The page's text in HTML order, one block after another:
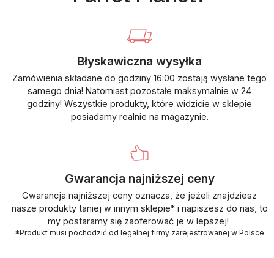
Błyskawiczna wysyłka
Zamówienia składane do godziny 16:00 zostają wysłane tego
samego dnia! Natomiast pozostałe maksymalnie w 24
godziny! Wszystkie produkty, które widzicie w sklepie
posiadamy realnie na magazynie.
Gwarancja najniższej ceny
Gwarancja najniższej ceny oznacza, że jeżeli znajdziesz
nasze produkty taniej w innym sklepie* i napiszesz do nas, to
my postaramy się zaoferować je w lepszej!
*Produkt musi pochodzić od legalnej firmy zarejestrowanej w Polsce